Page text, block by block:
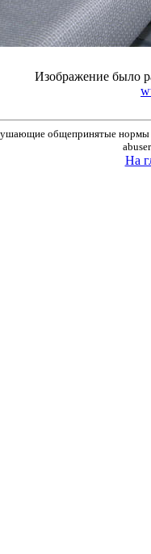
Изображение было
общепринятые нормы
На